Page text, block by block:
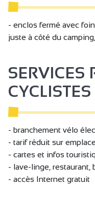
Demi-pension
Petit déjeuner
Location de matériel
Animaux acceptés
Location de
Location HLL /
Location tentes
Dépôt de glace
- enclos fermé avec
juste à côté du
SERVICES
CYCLISTES
- branchement vélo
- tarif réduit sur
- cartes et infos
- lave-linge, restaurant,
- accès Internet gratuit